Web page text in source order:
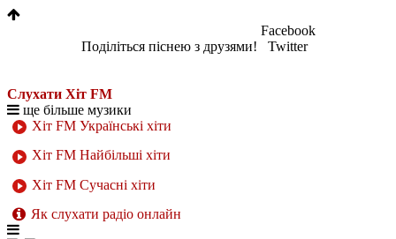
Поділіться піснею з друзями!
Facebook
Twitter
Слухати Хіт FM
ще більше музики
Хіт FM Українські хіти
Хіт FM Найбільші хіти
Хіт FM Сучасні хіти
Як слухати радіо онлайн